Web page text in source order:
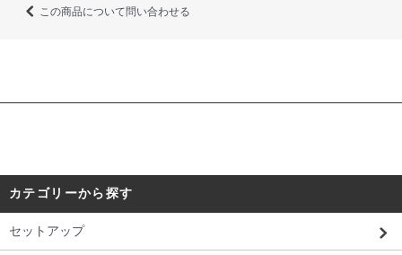
この商品について問い合わせる
カテゴリーから探す
セットアップ